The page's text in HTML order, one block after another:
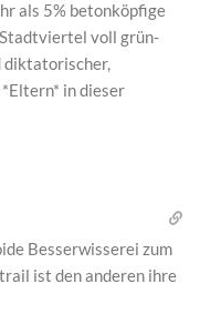
als 5% betonköpfige
voll grün-
in dieser
Besserwisserei zum
ist den anderen ihre